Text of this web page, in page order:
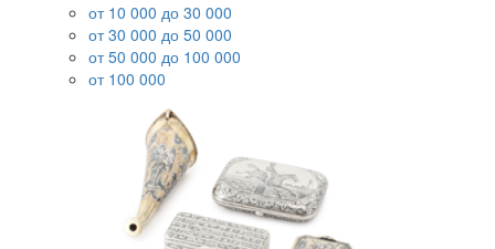
от 10 000 до 30 000
от 30 000 до 50 000
от 50 000 до 100 000
от 100 000